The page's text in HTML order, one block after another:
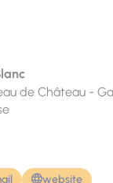
de Château -
website